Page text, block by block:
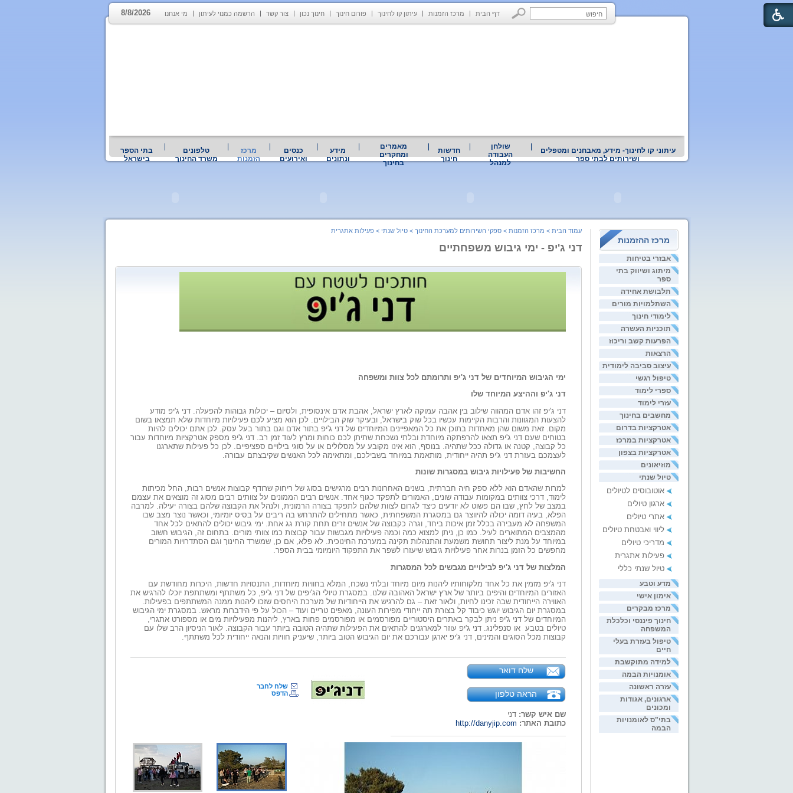
דף הבית מרכז הזמנות עיתון קו לחינוך פורום חינוך חינוך נכון צור קשר הרשמה כמנוי לעיתון מי אנחנו 8/8/2026
עיתוני קו לחינוך- מידע, מאבחנים ומטפלים
ושירותים לבתי ספר
שולחן
העבודה
למנהל
חדשות
חינוך
מאמרים
ומחקרים
בחינוך
מידע
ונתונים
כנסים
ואירועים
מרכז
הזמנות
טלפונים
משרד החינוך
בתי הספר
בישראל
מרכז ההזמנות
אבזרי בטיחות
מיתוג ושיווק בתי
ספר
תלבושת אחידה
השתלמויות מורים
לימודי חינוך
תוכניות העשרה
הפרעות קשב וריכוז
הרצאות
עיצוב סביבה לימודית
טיפול רגשי
ספרי לימוד
עזרי לימוד
מחשבים בחינוך
אטרקציות בדרום
אטרקציות במרכז
אטרקציות בצפון
מוזיאונים
טיול שנתי
אוטובוסים לטיולים
ארגון טיולים
אתרי טיולים
ליווי ואבטחת טיולים
מדריכי טיולים
פעילות אתגרית
טיול שנתי כללי
מדע וטבע
אימון אישי
מרכז מבקרים
חינוך פיננסי וכלכלת
המשפחה
טיפול בעזרת בעלי
חיים
למידה מתוקשבת
אומנויות הבמה
עזרה ראשונה
ארגונים, אגודות
ומכונים
בתי"ס לאומנויות
הבמה
עמוד הבית > מרכז הזמנות > ספקי השירותים למערכת החינוך > טיול שנתי > פעילות אתגרית
דני ג'יפ - ימי גיבוש משפחתיים
ימי הגיבוש המיוחדים של דני ג'יפ ותרומתם לכל צוות ומשפחה
דני ג'יפ וההיצע המיוחד שלו
דני ג'יפ זהו אדם המהווה שילוב בין אהבה עמוקה לארץ ישראל, אהבת אדם אינסופית, ולסיום – יכולות גבוהות להפעלה. דני ג'יפ מודע
להצעות המגוונות והרבות הקיימות עכשיו בכל שוק בישראל, ובעיקר שוק הבילויים. לכן הוא מציע לכם פעילויות מיוחדות שלא תמצאו בשום
מקום. זאת משום שהן מאחדות בתוכן את כל המאפיינים המיוחדים של דני ג'יפ בתור אדם וגם בתור בעל עסק. לכן אתם יכולים להיות
בטוחים שעם דני ג'יפ תצאו להרפתקה מיוחדת ובלתי נשכחת שתיתן לכם כוחות ומרץ לעוד זמן רב. דני ג'יפ מספק אטרקציות מיוחדות עבור
כל קבוצה, קטנה או גדולה ככל שתהיה. בנוסף, הוא אינו מקובע על מסלולים או על סוגי בילויים ספציפיים. לכן כל פעילות שתארגנו
לעצמכם בעזרת דני ג'יפ תהיה ייחודית, מותאמת במיוחד בשבילכם, ומתאימה לכל האנשים שקיבצתם עבורה.
החשיבות של פעילויות גיבוש במסגרות שונות
למרות שהאדם הוא ללא ספק חיה חברתית, בשנים האחרונות רבים מרגישים בסוג של ריחוק שרודף קבוצות אנשים רבות, החל מכיתות
לימוד, דרכי צוותים במקומות עבודה שונים, האמורים לתפקד כגוף אחד. אנשים רבים הממונים על צוותים רבים מסוג זה מוצאים את עצמם
במצב של לחץ, שבו הם פשוט לא יודעים כיצד לגרום לצוות שלהם לתפקד בצורה הרמונית, ולנהל את הקבוצה שלהם בצורה יעילה. למרבה
הפלא, בעיה דומה יכולה להיווצר גם במסגרת המשפחתית, כאשר מתחילים להתרחש בה ריבים על בסיס יומיומי, וכאשר נוצר מצב שבו
המשפחה לא מעבירה בכלל זמן איכות ביחד, וגרה כקבוצה של אנשים זרים תחת קורת גג אחת. ימי גיבוש יכולים להתאים לכל אחד
מהמצבים המתוארים לעיל. כמו כן, ניתן למצוא כמה וכמה פעילויות מגבשות עבור קבוצות כמו צוותי מורים. בתחום זה, הגיבוש חשוב
במיוחד על מנת ליצור תחושת משמעת והתנהלות תקינה במערכת החינוכית. לא פלא, אם כן, שמשרד החינוך וגם הסתדרויות המורים
מחפשים כל הזמן בנרות אחר פעילויות גיבוש שיעזרו לשפר את התפקוד היומיומי בבית הספר.
המלצות של דני ג'יפ לבילויים מגבשים לכל המסגרות
דני ג'יפ מזמין את כל אחד מלקוחותיו ליהנות מיום מיוחד ובלתי נשכח, המלא בחוויות מיוחדות, התנסויות חדשות, היכרות מחודשת עם
האזורים המיוחדים והיפים ביותר של ארץ ישראל האהובה שלנו. במסגרת טיולי הג'יפים של דני ג'יפ, כל משתתף ומשתתפת יוכלו להרגיש את
האווירה הייחודית שבה זכינו לחיות, ולאור זאת – גם להרגיש את הייחודיות של מערכת היחסים שזכו ליהנות ממנה המשתתפים בפעילות.
במסגרת יום הגיבוש יוגש כיבוד קל בצורת תה ייחודי מפירות העונה, מאפים טריים ועוד – הכול על פי הידברות מראש. במסגרת ימי הגיבוש
המיוחדים של דני ג'יפ ניתן לבקר באתרים היסטוריים מפורסמים או מפורסמים פחות בארץ, ליהנות מפעילויות מים או מספורט אתגרי,
טיולים בטבע או סנפלינג. דני ג'יפ עוזר למארגנים להתאים את הפעילות שתהיה הטובה ביותר עבור הקבוצה. לאור הניסיון הרב שלו עם
קבוצות מכל הסוגים והמינים, דני ג'יפ יארגן עבורכם את יום הגיבוש הטוב ביותר, שיעניק חוויות והנאה ייחודית לכל משתתף.
שלח דואר
הראה טלפון
שם איש קשר: דני
כתובת האתר: http://danyjip.com
שלח לחבר
הדפס